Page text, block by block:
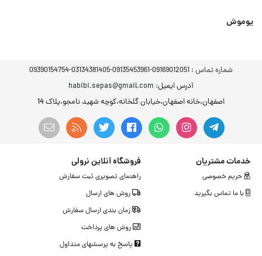
یوموش
شماره تماس : 09169012051-09135453961-03134381405-09390154754
آدرس ایمیل: habibi.sepas@gmail.com
اصفهان،خانه اصفهان،خیابان گلخانه،کوچه شهید نامجو،پلاک 14
خدمات مشتریان
حریم خصوصی
با ما تماس بگیرید
فروشگاه آنلاین نرولی
راهنمای تصویری ثبت سفارش
روش های ارسال
زمان بندی ارسال سفارش
روش های پرداخت
پاسخ به پرسشهای متداول